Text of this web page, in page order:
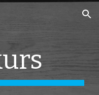
Skip to navigation